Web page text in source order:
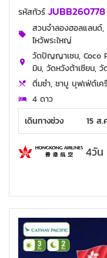
รหัสทัวร์ JUBB260778
สวนจำลองฮอลแลนด์,
ไหว้พระใหญ่
วัดปัญญาเชน, Coco
มิน, วัดหวังต้าเซียน,
ติ่มซำ, ชาบู บุฟเฟ่ต์เค
4 ดาว
เดินทางช่วง
15 ส
4วั